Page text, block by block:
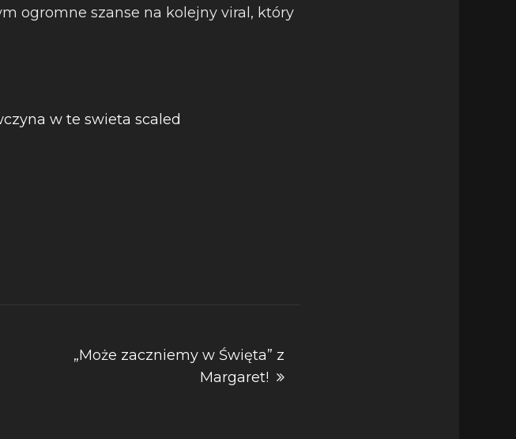
ogromne szanse na kolejny viral, który
„Może zaczniemy w Święta” z
Margaret!